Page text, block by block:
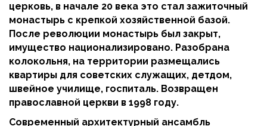
церковь, в начале 20 века это стал зажиточный
монастырь с крепкой хозяйственной базой.
После революции монастырь был закрыт,
имущество национализировано. Разобрана
колокольня, на территории размещались
квартиры для советских служащих, детдом,
швейное училище, госпиталь. Возвращен
православной церкви в 1998 году.
Современный архитектурный ансамбль